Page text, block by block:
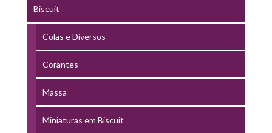
Biscuit
Colas e Diversos
Corantes
Massa
Miniaturas em Biscuit